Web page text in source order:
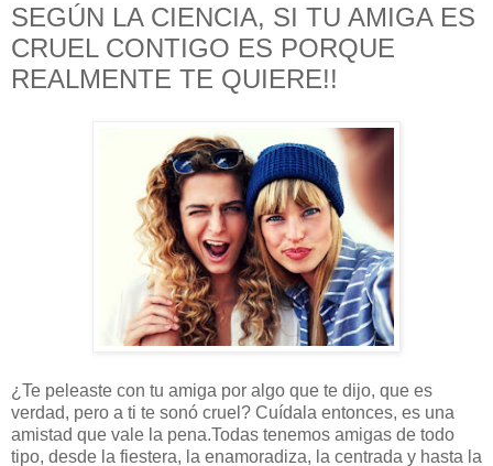
SEGÚN LA CIENCIA, SI TU AMIGA ES
CRUEL CONTIGO ES PORQUE
REALMENTE TE QUIERE!!
¿Te peleaste con tu amiga por algo que te dijo, que es
verdad, pero a ti te sonó cruel? Cuídala entonces, es una
amistad que vale la pena.Todas tenemos amigas de todo
tipo, desde la fiestera, la enamoradiza, la centrada y hasta la